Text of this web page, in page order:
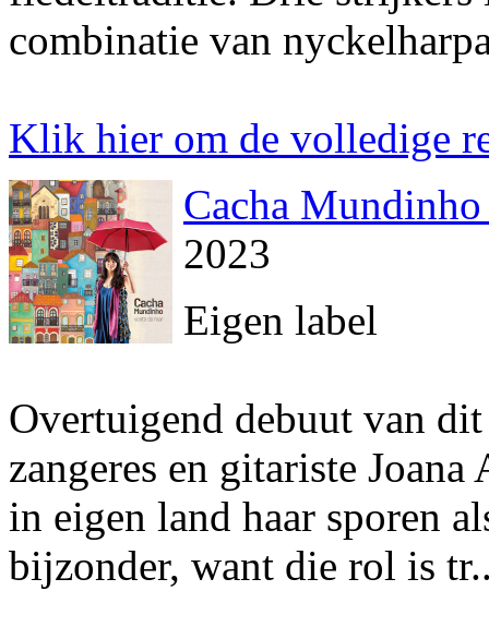
combinatie van
Klik hier om de volledige
Cacha
2023
Eigen label
Overtuigend debuut van
zangeres en gitariste
in eigen land haar sporen
bijzonder, want die rol is